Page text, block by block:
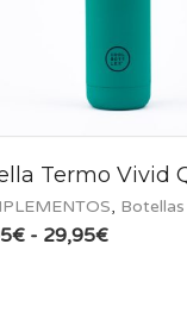
Termo Vivid
,
€ - 29,95€Rango